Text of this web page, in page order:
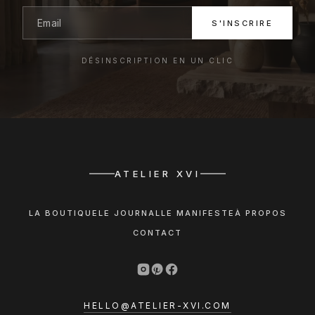
S'INSCRIRE
DÉSINSCRIPTION EN UN CLIC
ATELIER XVI
LA BOUTIQUE LE JOURNALLE MANIFESTE À PROPOS
CONTACT
HELLO@ATELIER-XVI.COM